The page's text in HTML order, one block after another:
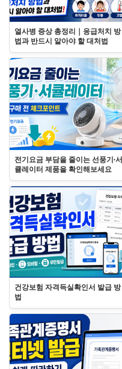
열사병 증상 총정리｜응급처치 방
법과 반드시 알아야 할 대처법
전기요금 부담을 줄이는 선풍기·서
큘레이터 제품을 확인해보세요
건강보험 자격득실확인서 발급 방
법